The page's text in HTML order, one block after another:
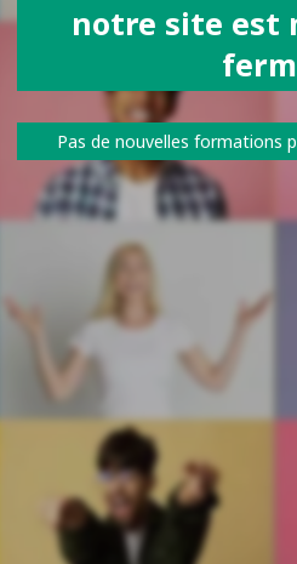
notre site est
Pas de nouvelles formations